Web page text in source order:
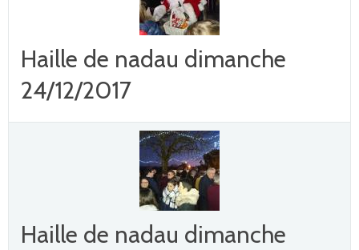
Haille de nadau dimanche
24/12/2017
Haille de nadau dimanche